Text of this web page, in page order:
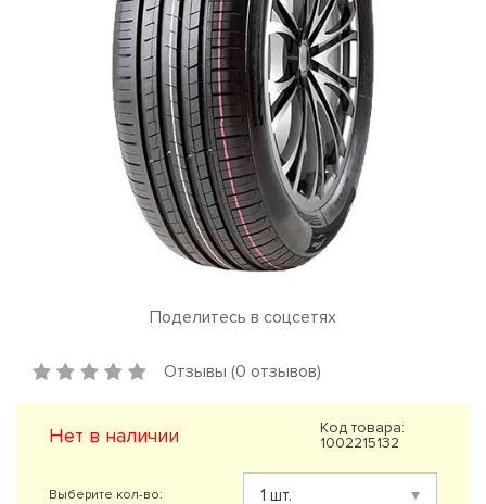
Поделитесь в соцсетях
Отзывы (0 отзывов)
Нет в наличии
Код товара:
1002215132
Выберите кол-во: